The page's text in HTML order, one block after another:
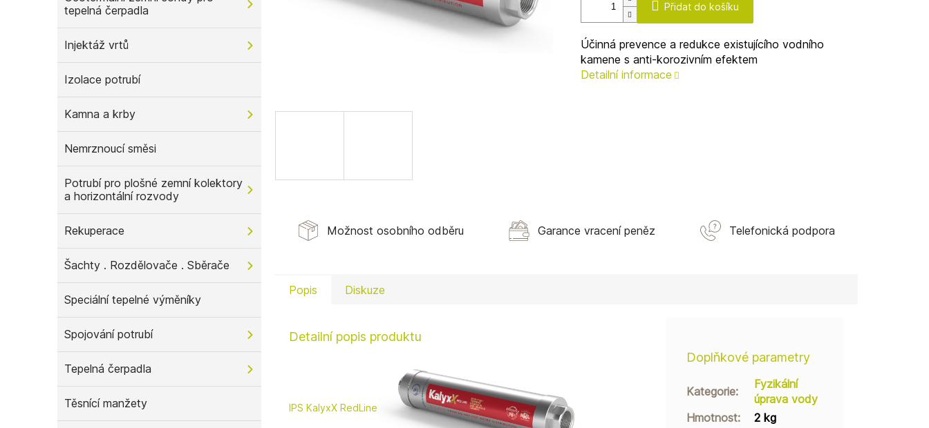
ntepelná čerpadla
Injektáž vrtů
Izolace potrubí
Kamna a krby
Nemrznoucí směsi
Potrubí pro plošné zemní kolektory
a horizontální rozvody
Rekuperace
Šachty . Rozdělovače . Sběrače
Speciální tepelné výměníky
Spojování potrubí
Tepelná čerpadla
Těsnící manžety
Přidat do košíku
Účinná prevence a redukce existujícího vodního
kamene s anti-korozivním efektem
Detailní informace
Možnost osobního odběru Garance vracení peněz Telefonická podpora
Popis Diskuze
Detailní popis produktu
IPS KalyxX RedLine
Doplňkové parametry
Kategorie:
Fyzikální
úprava vody
Hmotnost:
2 kg